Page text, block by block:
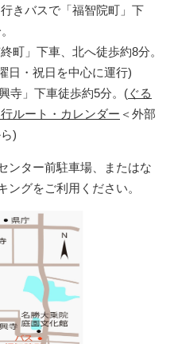
行きバスで「福智院町」下
町」下車、北へ徒歩約8分。
日・祝日を中心に運行)
寺」下車徒歩約5分。(ぐる
ルート・カレンダー ＜外部
)
ンター前駐車場、またはな
ングをご利用ください。